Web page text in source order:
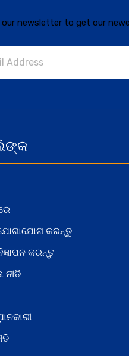
our newsletter to get our
କରନ୍ତୁ
କରନ୍ତୁ
ନୀତି